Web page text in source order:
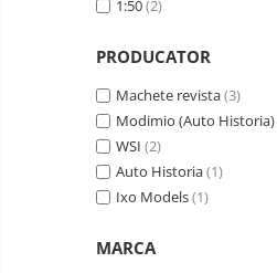
Machete autobuze
Machete autocare
Machete autoturisme clasice
Machete autoturisme de
interventie
Machete motorsport
motociclete
1:50(2)
PRODUCATOR
Machete revista(3)
Modimio (Auto Historia)
WSI (2)
Auto Historia(1)
Ixo Models(1)
MARCA